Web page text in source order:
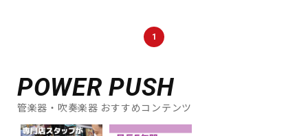
1
POWER PUSH
管楽器・吹奏楽器 おすすめコンテンツ